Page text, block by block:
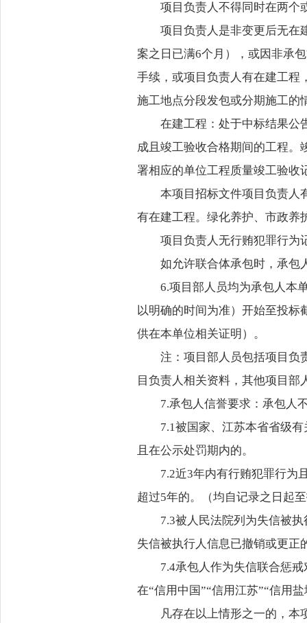
项目负责人不得同时在两个
项目负责人是非变更后无在
案之日已满6个月），或因非承
手续，或项目负责人有在建工程
施工地点分段发包或分期施工的
在建工程：处于中标结果公
成且竣工验收合格期间的工程。
署相应的单位工程质量竣工验收
本项目招标文件项目负责人
有在建工程。绿化养护、市政养
项目负责人无行贿犯罪行为
如允许联合体承包时，承包
6.项目部人员均为承包人本
以明确的时间为准）开始至投标
供在本单位相关证明）。
注：项目部人员包括项目负
目负责人相关资料，其他项目
7.承包人信誉要求：承包人
7.1被国家、江苏本省省级
且在公示处罚期内的。
7.2近3年内有行贿犯罪行为
超过5年的。（均自记录之日起
7.3被人民法院列为失信被
失信被执行人信息已撤销或更正
7.4承包人作为失信联合惩
在“信用中国”“信用江苏”“信用
凡存在以上情形之一的，本